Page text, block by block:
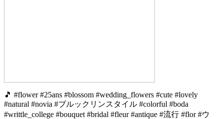
🎵 #flower #25ans #blossom #wedding_flowers #cute #lovely
#natural #novia #ブルックリンスタイル #colorful #boda
#writtle_college #bouquet #bridal #fleur #antique #流行 #flor #ウ